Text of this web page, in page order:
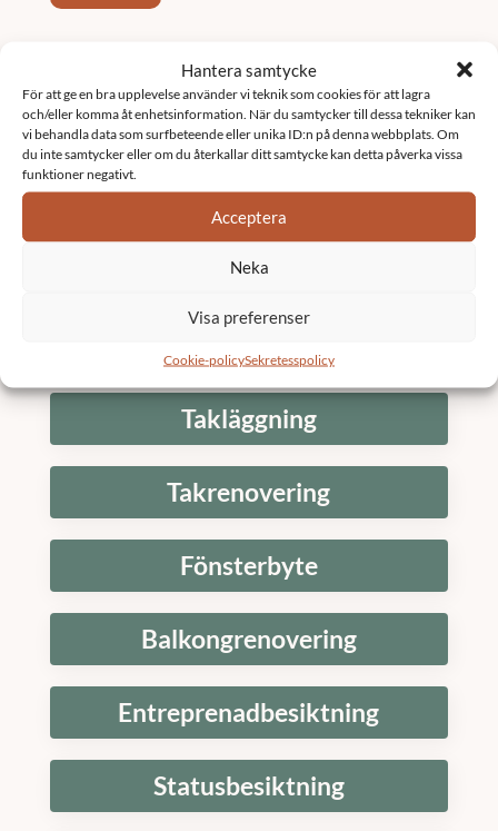
Hantera samtycke
För att ge en bra upplevelse använder vi teknik som cookies för att lagra
och/eller komma åt enhetsinformation. När du samtycker till dessa tekniker kan
vi behandla data som surfbeteende eller unika ID:n på denna webbplats. Om
du inte samtycker eller om du återkallar ditt samtycke kan detta påverka vissa
funktioner negativt.
Acceptera
Neka
Visa preferenser
Cookie-policySekretesspolicy
Fastighetsförvaltning
Underhållsplan
K3 Bostadsrättsförening
Takläggning
Takrenovering
Fönsterbyte
Balkongrenovering
Entreprenadbesiktning
Statusbesiktning